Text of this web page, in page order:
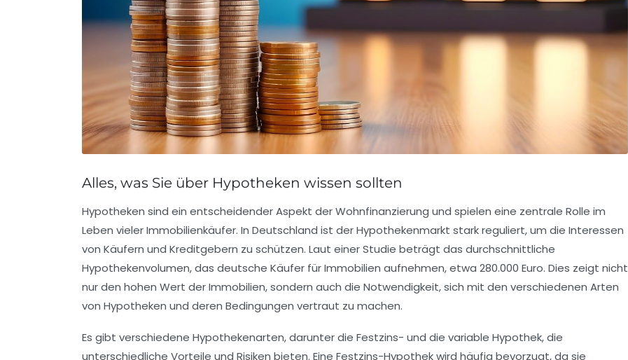
Alles, was Sie über Hypotheken wissen sollten
Hypotheken sind ein entscheidender Aspekt derWohnfinanzierung und spielen eine zentrale Rolle im
Leben vieler Immobilienkäufer. In Deutschland ist derHypothekenmarkt stark reguliert, um die Interessen
von Käufern und Kreditgebern zu schützen. Laut einer Studie beträgt das durchschnittliche
Hypothekenvolumen, das deutsche Käufer für Immobilien aufnehmen, etwa 280.000 Euro. Dies zeigt nicht
nur den hohen Wert der Immobilien, sondern auch die Notwendigkeit, sich mit den verschiedenen Arten
von Hypotheken und deren Bedingungen vertraut zu machen.
Es gibt verschiedene Hypothekenarten, darunter die Festzins- und die variable Hypothek, die
unterschiedliche Vorteile und Risiken bieten. Eine Festzins-Hypothek wird häufig bevorzugt, da sie